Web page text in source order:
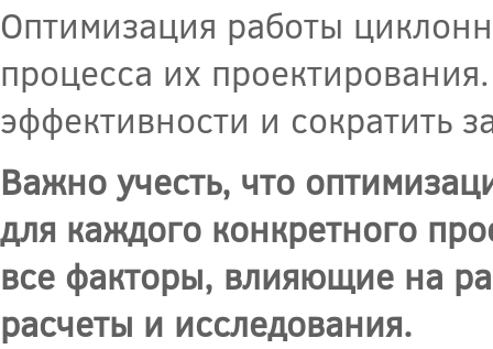
Оптимизация работы
процесса их
эффективности и сократить
Важно учесть, что
для каждого конкретного
все факторы, влияющие на
расчеты и исследования.